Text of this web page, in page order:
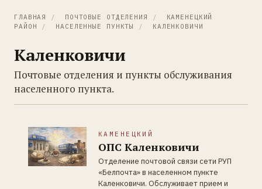
ГЛАВНАЯ / ПОЧТОВЫЕ ОТДЕЛЕНИЯ /
КАМЕНЕЦКИЙ
РАЙОН
/ НАСЕЛЕННЫЕ ПУНКТЫ / КАЛЕНКОВИЧИ
Каленковичи
Почтовые отделения и пункты обслуживания
населенного пункта.
КАМЕНЕЦКИЙ
ОПС Каленковичи
Отделение почтовой связи сети РУП
«Белпочта» в населенном пункте
Каленковичи. Обслуживает прием и